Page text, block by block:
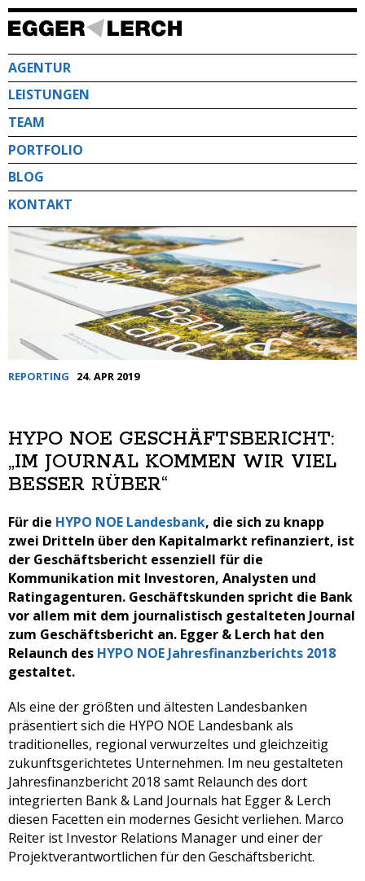
Direkt
zum
AGENTUR
LEISTUNGEN
TEAM
PORTFOLIO
BLOG
KONTAKT
REPORTING 24. APR 2019
HYPO NOE GESCHÄFTSBERICHT:
„IM JOURNAL KOMMEN WIR VIEL
BESSER RÜBER“
Für die HYPO NOE Landesbank, die sich zu knapp
zwei Dritteln über den Kapitalmarkt refinanziert, ist
der Geschäftsbericht essenziell für die
Kommunikation mit Investoren, Analysten und
Ratingagenturen. Geschäftskunden spricht die Bank
vor allem mit dem journalistisch gestalteten Journal
zum Geschäftsbericht an. Egger & Lerch hat den
Relaunch des HYPO NOE Jahresfinanzberichts 2018
gestaltet.
Als eine der größten und ältesten Landesbanken
präsentiert sich die HYPO NOE Landesbank als
traditionelles, regional verwurzeltes und gleichzeitig
zukunftsgerichtetes Unternehmen. Im neu gestalteten
Jahresfinanzbericht 2018 samt Relaunch des dort
integrierten Bank & Land Journals hat Egger & Lerch
diesen Facetten ein modernes Gesicht verliehen. Marco
Reiter ist Investor Relations Manager und einer der
Projektverantwortlichen für den Geschäftsbericht.